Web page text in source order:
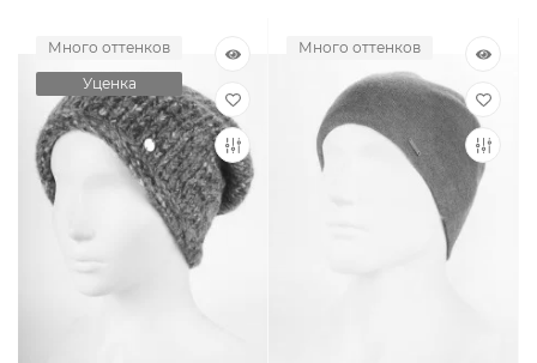
Много оттенков
Уценка
Много оттенков